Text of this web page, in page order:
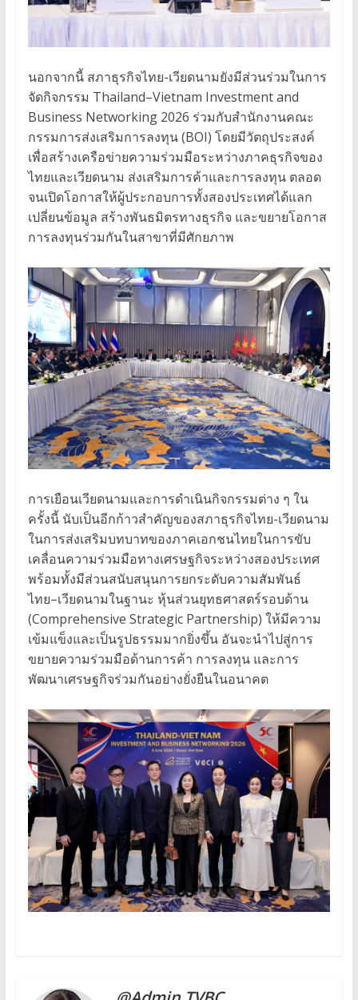
นอกจากนี้ สภาธุรกิจไทย-เวียดนามยังมีส่วนร่วมในการ
จัดกิจกรรม Thailand–Vietnam Investment and
Business Networking 2026 ร่วมกับสำนักงานคณะ
กรรมการส่งเสริมการลงทุน (BOI) โดยมีวัตถุประสงค์
เพื่อสร้างเครือข่ายความร่วมมือระหว่างภาคธุรกิจของ
ไทยและเวียดนาม ส่งเสริมการค้าและการลงทุน ตลอด
จนเปิดโอกาสให้ผู้ประกอบการทั้งสองประเทศได้แลก
เปลี่ยนข้อมูล สร้างพันธมิตรทางธุรกิจ และขยายโอกาส
การลงทุนร่วมกันในสาขาที่มีศักยภาพ
การเยือนเวียดนามและการดำเนินกิจกรรมต่าง ๆ ใน
ครั้งนี้ นับเป็นอีกก้าวสำคัญของสภาธุรกิจไทย-เวียดนาม
ในการส่งเสริมบทบาทของภาคเอกชนไทยในการขับ
เคลื่อนความร่วมมือทางเศรษฐกิจระหว่างสองประเทศ
พร้อมทั้งมีส่วนสนับสนุนการยกระดับความสัมพันธ์
ไทย–เวียดนามในฐานะ หุ้นส่วนยุทธศาสตร์รอบด้าน
(Comprehensive Strategic Partnership) ให้มีความ
เข้มแข็งและเป็นรูปธรรมมากยิ่งขึ้น อันจะนำไปสู่การ
ขยายความร่วมมือด้านการค้า การลงทุน และการ
พัฒนาเศรษฐกิจร่วมกันอย่างยั่งยืนในอนาคต